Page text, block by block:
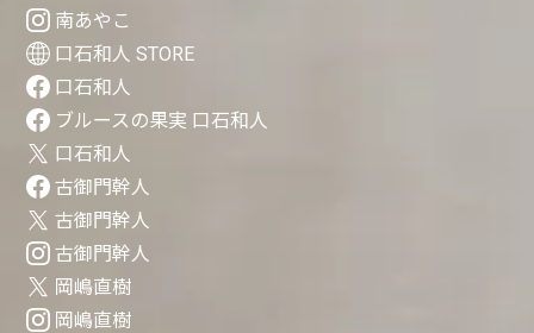
南あやこ
口石和人 STORE
口石和人
ブルースの果実 口石和人
口石和人
古御門幹人
古御門幹人
古御門幹人
岡嶋直樹
岡嶋直樹